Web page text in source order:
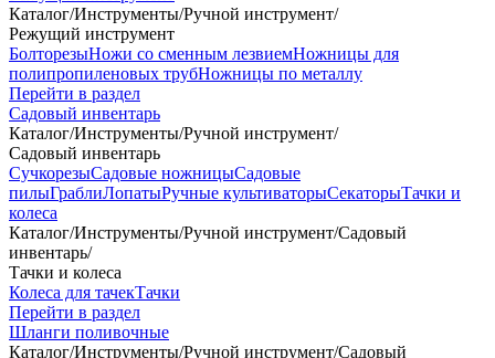
Каталог/Инструменты/Ручной инструмент/
Режущий инструмент
БолторезыНожи со сменным лезвиемНожницы для
полипропиленовых трубНожницы по металлу
Перейти в раздел
Садовый инвентарь
Каталог/Инструменты/Ручной инструмент/
Садовый инвентарь
СучкорезыСадовые ножницыСадовые
пилыГраблиЛопатыРучные культиваторыСекаторыТачки и
колеса
Каталог/Инструменты/Ручной инструмент/Садовый
инвентарь/
Тачки и колеса
Колеса для тачекТачки
Перейти в раздел
Шланги поливочные
Каталог/Инструменты/Ручной инструмент/Садовый